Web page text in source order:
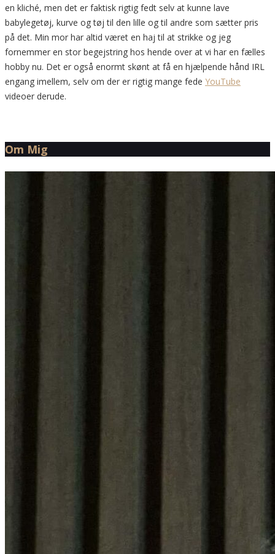
en kliché, men det er faktisk rigtig fedt selv at kunne lave
babylegetøj, kurve og tøj til den lille og til andre som sætter pris
på det. Min mor har altid været en haj til at strikke og jeg
fornemmer en stor begejstring hos hende over at vi har en fælles
hobby nu. Det er også enormt skønt at få en hjælpende hånd IRL
engang imellem, selv om der er rigtig mange fede YouTube
videoer derude.
Om Mig